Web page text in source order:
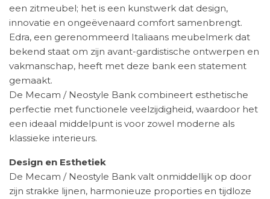
een zitmeubel; het is een kunstwerk dat design,
innovatie en ongeëvenaard comfort samenbrengt.
Edra, een gerenommeerd Italiaans meubelmerk dat
bekend staat om zijn avant-gardistische ontwerpen en
vakmanschap, heeft met deze bank een statement
gemaakt.
De Mecam / Neostyle Bank combineert esthetische
perfectie met functionele veelzijdigheid, waardoor het
een ideaal middelpunt is voor zowel moderne als
klassieke interieurs.
Design en Esthetiek
De Mecam / Neostyle Bank valt onmiddellijk op door
zijn strakke lijnen, harmonieuze proporties en tijdloze